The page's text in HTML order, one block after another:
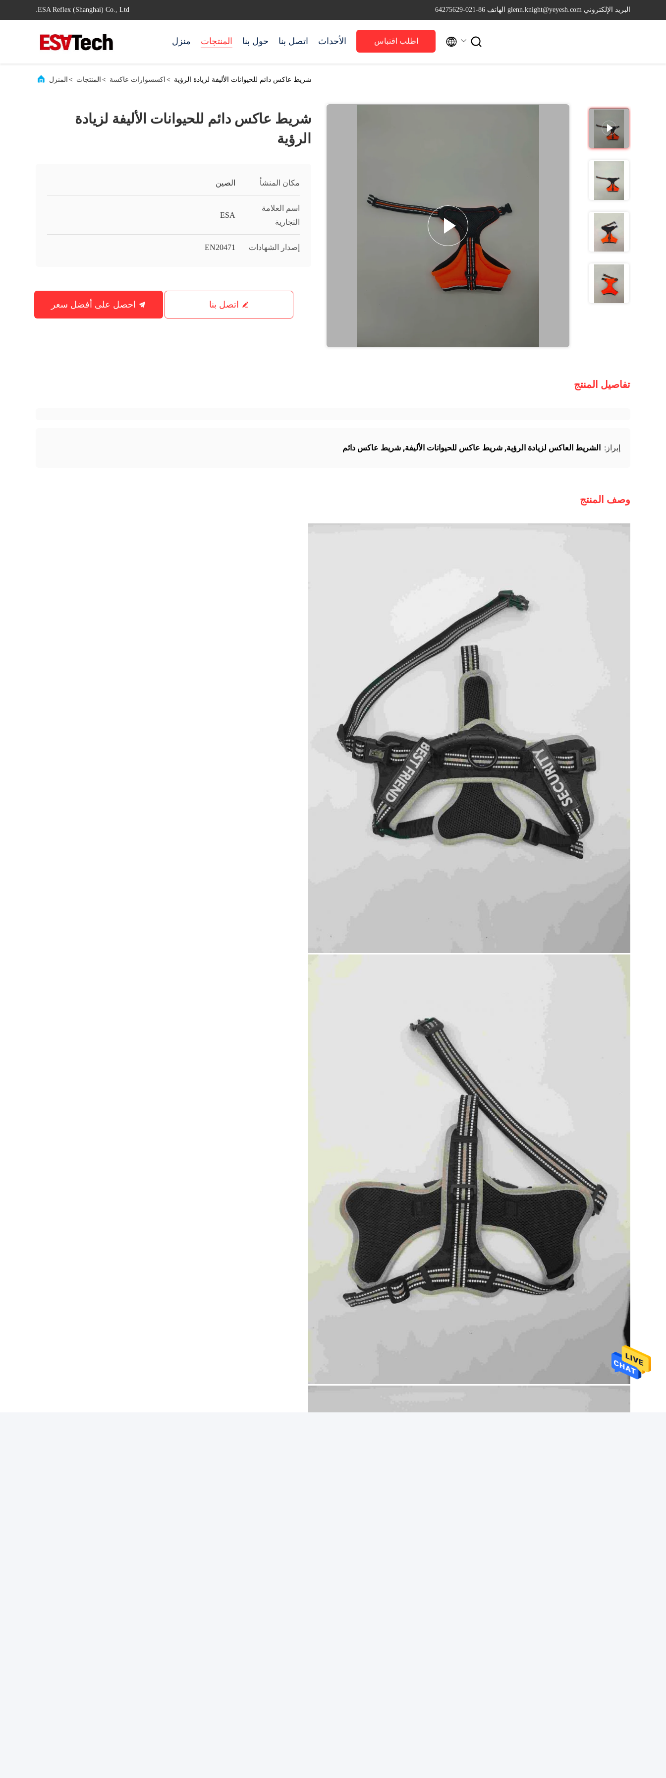
ESA Reflex (Shanghai) Co., Ltd. البريد الإلكتروني glenn.knight@yeyesh.com الهاتف 86-021-64275629
منزل المنتجات حول بنا اتصل بنا الأحداث اطلب اقتباس  
المنزل > المنتجات > اكسسوارات عاكسة > شريط عاكس دائم للحيوانات الأليفة لزيادة الرؤية
شريط عاكس دائم للحيوانات الأليفة لزيادة
الرؤية
مكان المنشأ الصين
اسم العلامة
التجارية
ESA
إصدار الشهادات EN20471
اتصل بنا
تفاصيل المنتج
إبراز: الشريط العاكس لزيادة الرؤية, شريط عاكس للحيوانات الأليفة, شريط عاكس دائم
وصف المنتج